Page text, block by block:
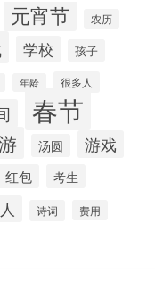
元宵节 农历
学校 孩子
年龄 很多人
春节
汤圆
游戏
红包 考生
诗词 费用